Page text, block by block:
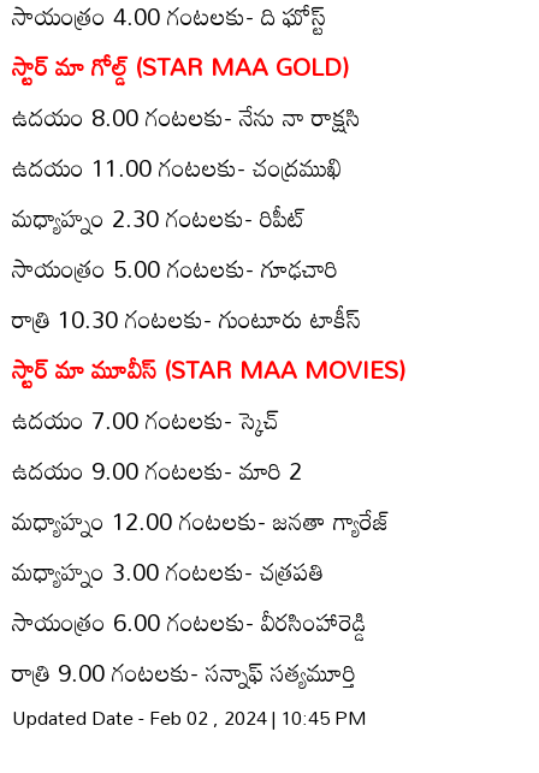
సాయంత్రం 4.00 గంటలకు- ది ఘోస్ట్
స్టార్ మా గోల్డ్‌ (STAR MAA GOLD)
ఉద‌యం 8.00 గంట‌లకు- నేను నా రాక్షసి
ఉద‌యం 11.00 గంట‌లకు- చంద్రముఖి
మ‌ధ్యాహ్నం 2.30 గంట‌లకు- రిపీట్
సాయంత్రం 5.00 గంట‌లకు- గూఢచారి
రాత్రి 10.30 గంట‌లకు- గుంటూరు టాకీస్
స్టార్ మా మూవీస్ (STAR MAA MOVIES)
ఉద‌యం 7.00 గంట‌లకు- స్కెచ్
ఉద‌యం 9.00 గంట‌లకు- మారి 2
మ‌ధ్యాహ్నం 12.00 గంట‌లకు- జనతా గ్యారేజ్
మధ్యాహ్నం 3.00 గంట‌లకు- చత్రపతి
సాయంత్రం 6.00 గంట‌లకు- వీరసింహారెడ్డి
రాత్రి 9.00 గంట‌లకు- సన్నాఫ్ సత్యమూర్తి
Updated Date - Feb 02 , 2024 | 10:45 PM